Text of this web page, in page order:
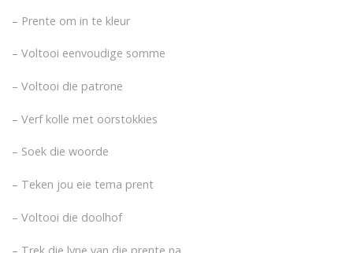
– Prente om in te kleur
– Voltooi eenvoudige somme
– Voltooi die patrone
– Verf kolle met oorstokkies
– Soek die woorde
– Teken jou eie tema prent
– Voltooi die doolhof
– Trek die lyne van die prente na